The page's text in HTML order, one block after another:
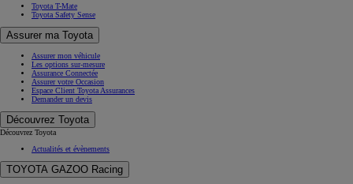
Toyota T-Mate
Toyota Safety Sense
Assurer ma Toyota
Assurer mon véhicule
Les options sur-mesure
Assurance Connectée
Assurer votre Occasion
Espace Client Toyota Assurances
Demander un devis
Découvrez Toyota
Découvrez Toyota
Actualités et évènements
TOYOTA GAZOO Racing